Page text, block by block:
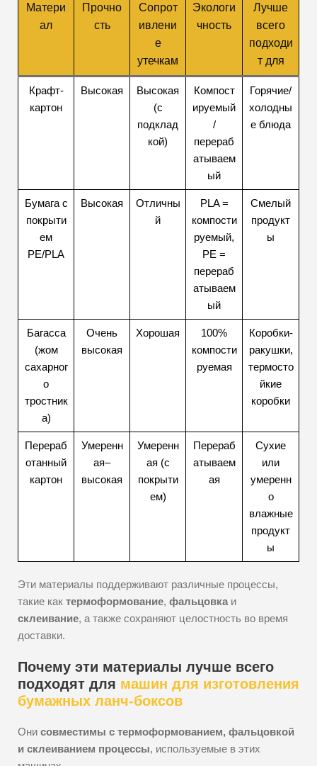
Матери
ал
Прочно
сть
Сопрот
ивлени
е
утечкам
Экологи
чность
Лучше
всего
подходи
т для
Крафт-
картон
Высокая
Высокая
(с
подклад
кой)
Компост
ируемый
/
перераб
атываем
ый
Горячие/
холодны
е блюда
Бумага с
покрыти
ем
PE/PLA
Высокая
Отличны
й
PLA =
компости
руемый,
PE =
перераб
атываем
ый
Смелый
продукт
ы
Багасса
(жом
сахарног
о
тростник
а)
Очень
высокая
Хорошая
100%
компости
руемая
Коробки-
ракушки,
термосто
йкие
коробки
Перераб
отанный
картон
Умеренн
ая–
высокая
Умеренн
ая (с
покрыти
ем)
Перераб
атываем
ая
Сухие
или
умеренн
о
влажные
продукт
ы
Эти материалы поддерживают различные процессы,
такие как термоформование, фальцовка и
склеивание, а также сохраняют целостность во время
доставки.
Почему эти материалы лучше всего
подходят для машин для изготовления
бумажных ланч-боксов
Они совместимы с термоформованием, фальцовкой
и склеиванием процессы, используемые в этих